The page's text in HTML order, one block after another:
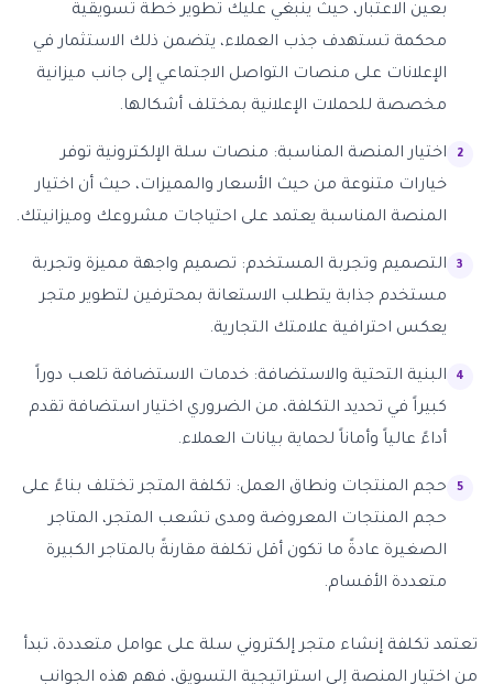
بعين الاعتبار، حيث ينبغي عليك تطوير خطة تسويقية
محكمة تستهدف جذب العملاء، يتضمن ذلك الاستثمار في
الإعلانات على منصات التواصل الاجتماعي إلى جانب ميزانية
مخصصة للحملات الإعلانية بمختلف أشكالها.
اختيار المنصة المناسبة: منصات سلة الإلكترونية توفر
خيارات متنوعة من حيث الأسعار والمميزات، حيث أن اختيار
المنصة المناسبة يعتمد على احتياجات مشروعك وميزانيتك.
التصميم وتجربة المستخدم: تصميم واجهة مميزة وتجربة
مستخدم جذابة يتطلب الاستعانة بمحترفين لتطوير متجر
يعكس احترافية علامتك التجارية.
البنية التحتية والاستضافة: خدمات الاستضافة تلعب دوراً
كبيراً في تحديد التكلفة، من الضروري اختيار استضافة تقدم
أداءً عالياً وأماناً لحماية بيانات العملاء.
حجم المنتجات ونطاق العمل: تكلفة المتجر تختلف بناءً على
حجم المنتجات المعروضة ومدى تشعب المتجر، المتاجر
الصغيرة عادةً ما تكون أقل تكلفة مقارنةً بالمتاجر الكبيرة
متعددة الأقسام.
تعتمد تكلفة إنشاء متجر إلكتروني سلة على عوامل متعددة، تبدأ
من اختيار المنصة إلى استراتيجية التسويق، فهم هذه الجوانب